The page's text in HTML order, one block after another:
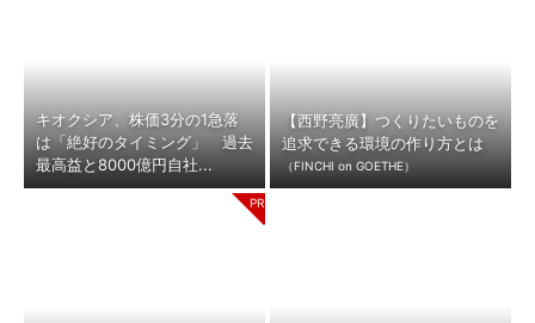
キオクシア、株価3分の1急落
は「絶好のタイミング」 過去
最高益と8000億円自社...
【西野亮廣】つくりたいものを
追求できる環境の作り方とは
（FINCHI on GOETHE）